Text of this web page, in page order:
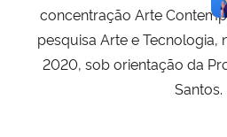
Controladoria-Geral da União
Ministério da Mulher, da Família e dos
concentração Arte
pesquisa Arte e Tecnologia,
2020, sob orientação da
Santos.